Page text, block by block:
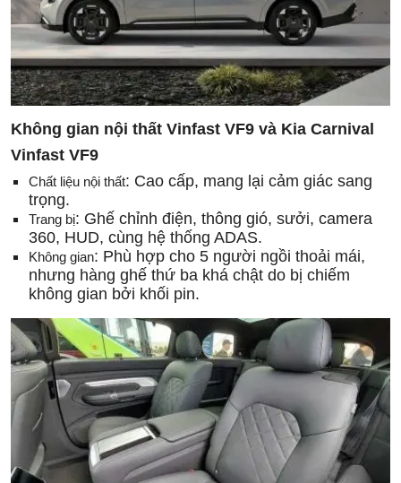
Không gian nội thất Vinfast VF9 và Kia Carnival
Vinfast VF9
Chất liệu nội thất: Cao cấp, mang lại cảm giác sang
trọng.
Trang bị: Ghế chỉnh điện, thông gió, sưởi, camera
360, HUD, cùng hệ thống ADAS.
Không gian: Phù hợp cho 5 người ngồi thoải mái,
nhưng hàng ghế thứ ba khá chật do bị chiếm
không gian bởi khối pin.